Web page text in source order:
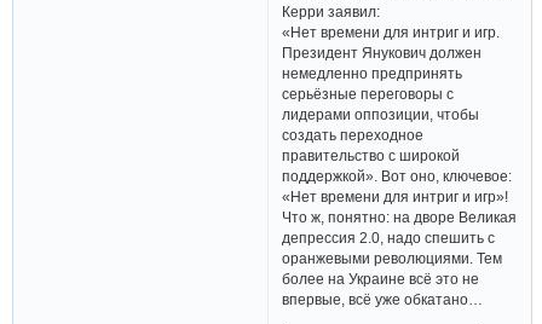
Керри заявил:
«Нет времени для интриг и игр.
Президент Янукович должен
немедленно предпринять
серьёзные переговоры с
лидерами оппозиции, чтобы
создать переходное
правительство с широкой
поддержкой». Вот оно, ключевое:
«Нет времени для интриг и игр»!
Что ж, понятно: на дворе Великая
депрессия 2.0, надо спешить с
оранжевыми революциями. Тем
более на Украине всё это не
впервые, всё уже обкатано…